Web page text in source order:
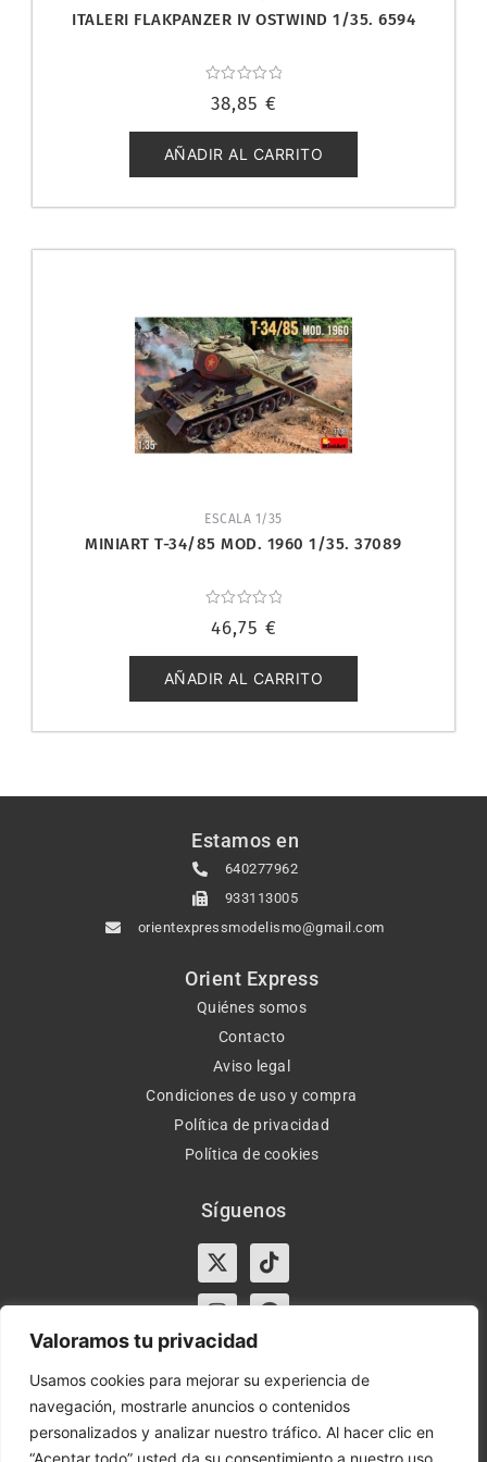
Valoramos tu privacidad
Usamos cookies para mejorar su experiencia de
navegación, mostrarle anuncios o contenidos
personalizados y analizar nuestro tráfico. Al hacer clic en
“Aceptar todo” usted da su consentimiento a nuestro uso
ITALERI FLAKPANZER IV OSTWIND 1/35. 6594
con
de
5
38,85 €
AÑADIR AL CARRITO
ESCALA 1/35
MINIART T-34/85 MOD. 1960 1/35. 37089
con
de
5
46,75 €
AÑADIR AL CARRITO
Estamos en
640277962
933113005
orientexpressmodelismo@gmail.com
Orient Express
Quiénes somos
Contacto
Aviso legal
Condiciones de uso y compra
Política de privacidad
Política de cookies
Síguenos
X-
twitter
Tiktok
InstagramFacebook
Horario:
Lun-Vie de 10:00-13:30 y 17:00-20:00 – Sáb de
10:00-13:30